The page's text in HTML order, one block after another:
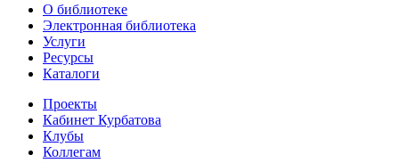
О библиотеке
Электронная библиотека
Услуги
Ресурсы
Каталоги
Проекты
Кабинет Курбатова
Клубы
Коллегам